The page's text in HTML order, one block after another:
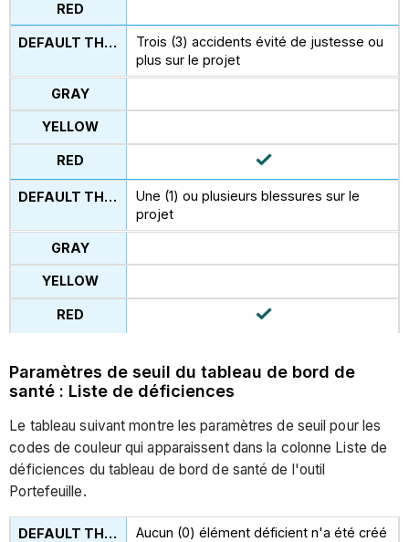
Trois (3) accidents évité de justesse ou
plus sur le projet
Une (1) ou plusieurs blessures sur le
projet
Paramètres de seuil du tableau de bord de
santé : Liste de déficiences
Le tableau suivant montre les paramètres de seuil pour les
codes de couleur qui apparaissent dans la colonne Liste de
déficiences du tableau de bord de santé de l'outil
Portefeuille.
Aucun (0) élément déficient n'a été créé